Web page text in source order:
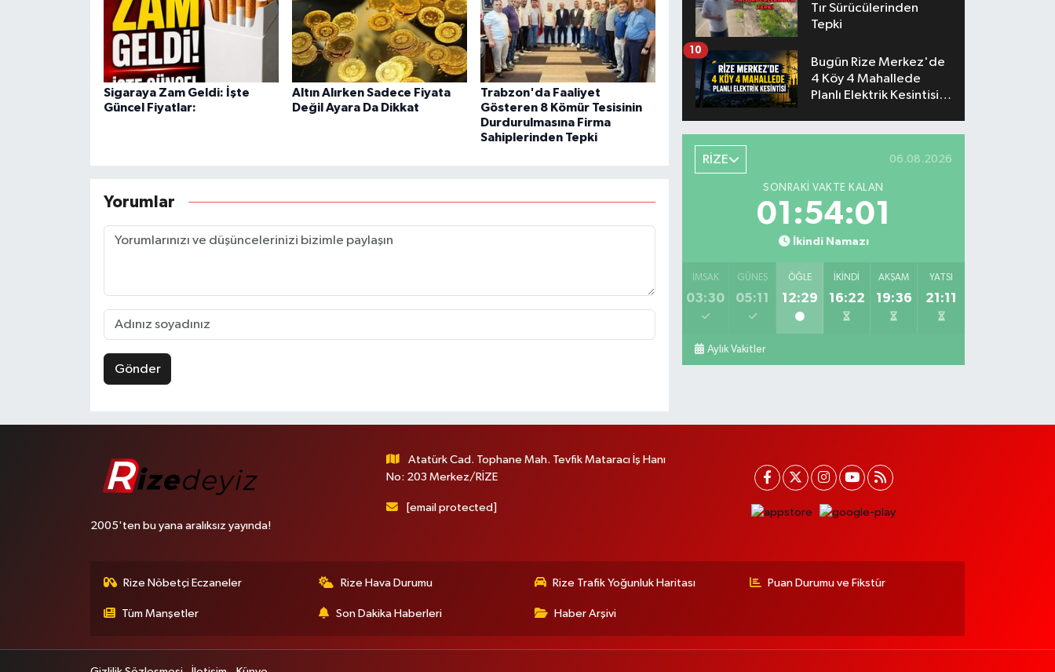
Sigaraya Zam Geldi: İşte
Güncel Fiyatlar:
Altın Alırken Sadece Fiyata
Değil Ayara Da Dikkat
Trabzon'da Faaliyet
Gösteren 8 Kömür Tesisinin
Durdurulmasına Firma
Sahiplerinden Tepki
Yorumlar
Gönder
Tır Sürücülerinden
Tepki
Bugün Rize Merkez'de
4 Köy 4 Mahallede
Planlı Elektrik Kesintisi
10
RİZE 06.08.2026
SONRAKI VAKTE KALAN
01:54:00
İkindi Namazı
İMSAK
03:30
GÜNEŞ
05:11
ÖĞLE
12:29
İKINDI
16:22
AKŞAM
19:36
YATSI
21:11
Aylık Vakitler
2005'ten bu yana aralıksız yayında!
Atatürk Cad. Tophane Mah. Tevfik Mataracı İş Hanı
No: 203 Merkez/RİZE
[email protected]
Rize Nöbetçi Eczaneler Rize Hava Durumu Rize Trafik Yoğunluk Haritası Puan Durumu ve Fikstür
Tüm Manşetler Son Dakika Haberleri Haber Arşivi